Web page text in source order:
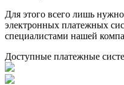
Для этого всего лишь
электронных платежных
специалистами нашей
Доступные платежные